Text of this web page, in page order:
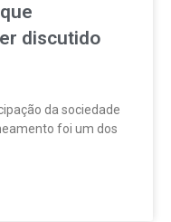
discutido
da sociedade
foi um dos